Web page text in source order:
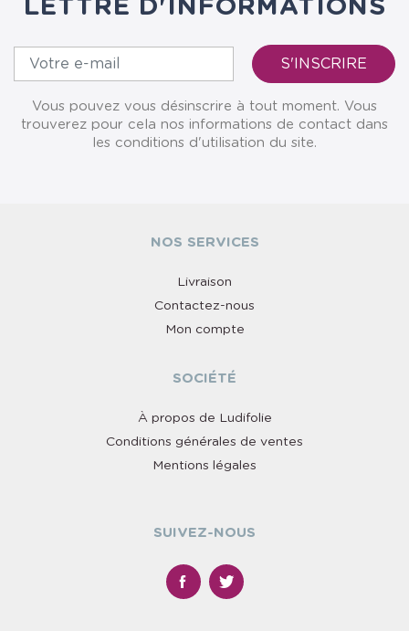
LETTRE D'INFORMATIONS
Vous pouvez vous désinscrire à tout moment. Vous
trouverez pour cela nos informations de contact dans
les conditions d'utilisation du site.
NOS SERVICES
Livraison
Contactez-nous
Mon compte
SOCIÉTÉ
À propos de Ludifolie
Conditions générales de ventes
Mentions légales
SUIVEZ-NOUS